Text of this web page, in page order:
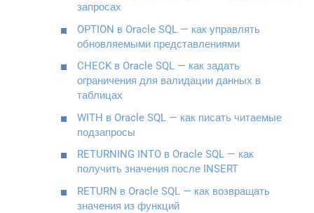
запросах
OPTION в Oracle SQL — как управлять
обновляемыми представлениями
CHECK в Oracle SQL — как задать
ограничения для валидации данных в
таблицах
WITH в Oracle SQL — как писать читаемые
подзапросы
RETURNING INTO в Oracle SQL — как
получить значения после INSERT
RETURN в Oracle SQL — как возвращать
значения из функций